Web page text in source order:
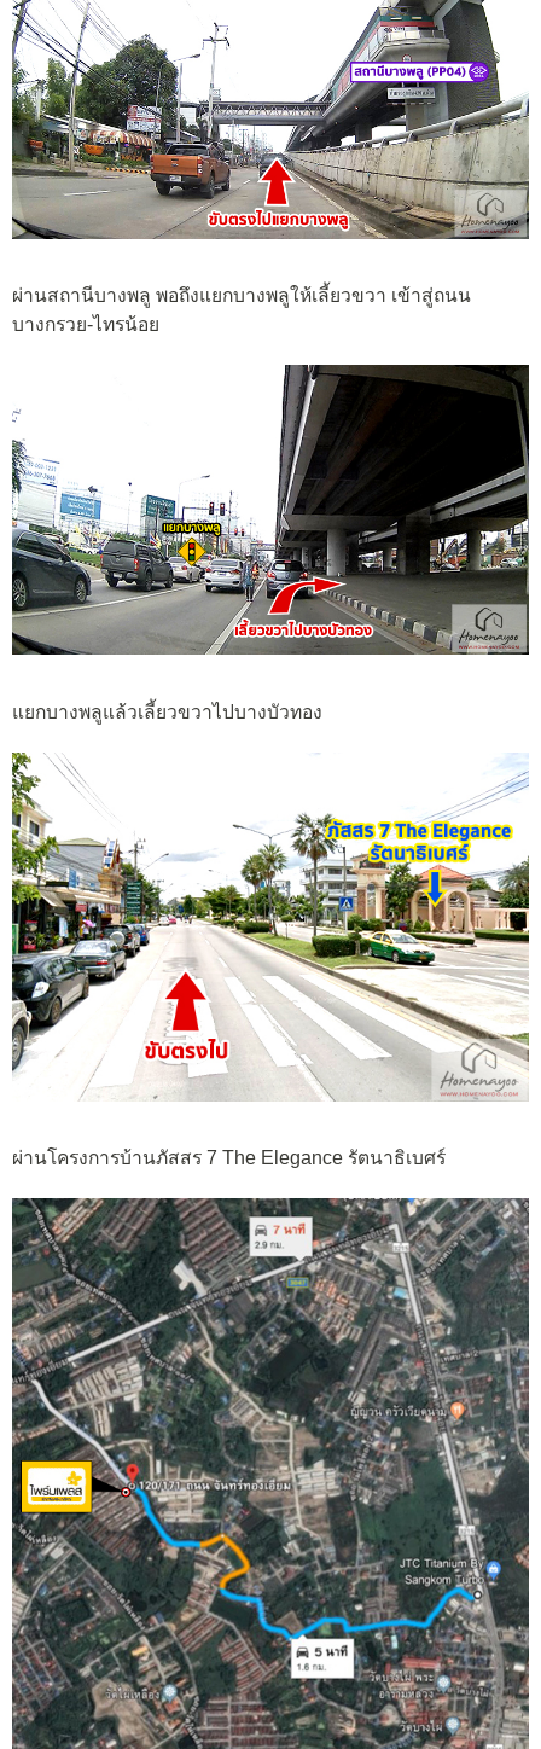
ผ่านสถานีบางพลู พอถึงแยกบางพลูให้เลี้ยวขวา เข้าสู่ถนน
บางกรวย-ไทรน้อย
แยกบางพลูแล้วเลี้ยวขวาไปบางบัวทอง
ผ่านโครงการบ้านภัสสร 7 The Elegance รัตนาธิเบศร์